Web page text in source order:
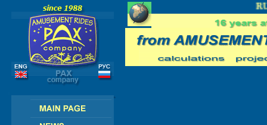
AMERICA - ASIA - AFRICA